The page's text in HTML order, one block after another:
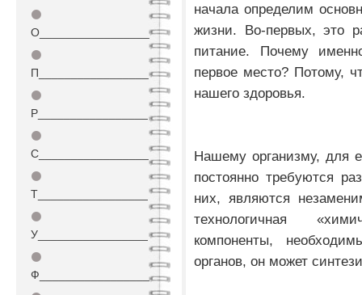
⚫
О_________________
⚫
П_________________
⚫
Р_________________
⚫
С_________________
⚫
Т_________________
⚫
У_________________
⚫
Ф_________________
начала определим
жизни. Во-первых, это
питание. Почему
первое место? Потому,
нашего здоровья.
Нашему организму, для
постоянно требуются
них, являются
технологичная
компоненты,
органов, он может